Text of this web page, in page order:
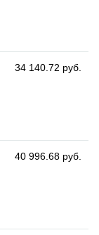
34 140.72 руб.
40 996.68 руб.